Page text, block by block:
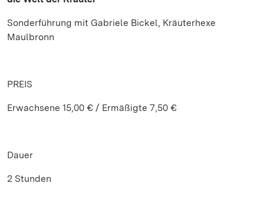
Sonderführung mit Gabriele Bickel, Kräuterhexe
Maulbronn
PREIS
Erwachsene 15,00 € / Ermäßigte 7,50 €
Dauer
2 Stunden